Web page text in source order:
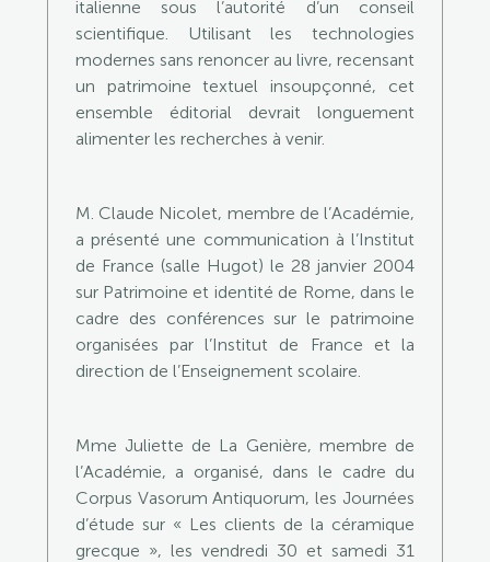
italienne sous l’autorité d’un conseil
scientifique. Utilisant les technologies
modernes sans renoncer au livre, recensant
un patrimoine textuel insoupçonné, cet
ensemble éditorial devrait longuement
alimenter les recherches à venir.
M. Claude Nicolet, membre de l’Académie,
a présenté une communication à l’Institut
de France (salle Hugot) le 28 janvier 2004
sur Patrimoine et identité de Rome, dans le
cadre des conférences sur le patrimoine
organisées par l’Institut de France et la
direction de l’Enseignement scolaire.
Mme Juliette de La Genière, membre de
l’Académie, a organisé, dans le cadre du
Corpus Vasorum Antiquorum, les Journées
d’étude sur « Les clients de la céramique
grecque », les vendredi 30 et samedi 31